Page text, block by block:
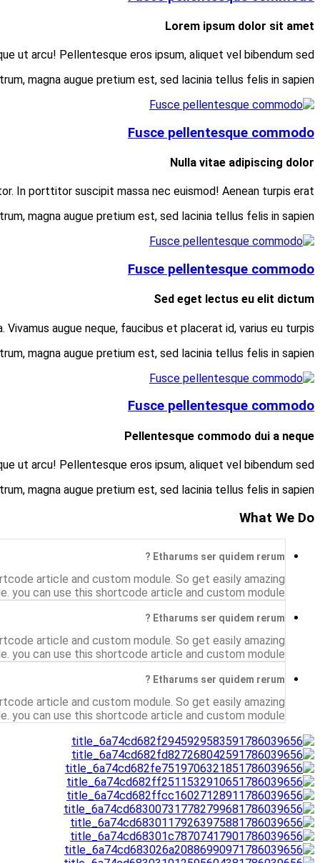
Consectetur adipiscing elit.
Donec non felis in elit
Nunc sem orci, dictum
Consectetur adipiscing elit.
The shortcode have a show Accordion example.
accordion style.The shortcode have a show
The shortcode have a show Accordion example.
accordion style.The shortcode have a show
The shortcode have a show Accordion example.
accordion style.The shortcode have a show